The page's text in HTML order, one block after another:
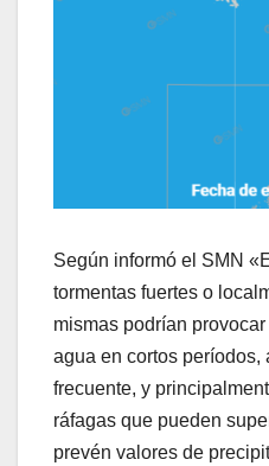
Según informó el SMN
tormentas fuertes o
mismas podrían
agua en cortos períodos,
frecuente, y
ráfagas que pueden
prevén valores de